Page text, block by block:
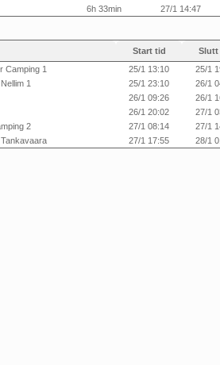
6h 33min 27/1 14:47
Start tid
Camping 1 25/1 13:10
25/1
1 25/1 23:10
26/1
26/1 09:26
26/1
26/1 20:02
27/1
2 27/1 08:14
27/1
27/1 17:55 28/1